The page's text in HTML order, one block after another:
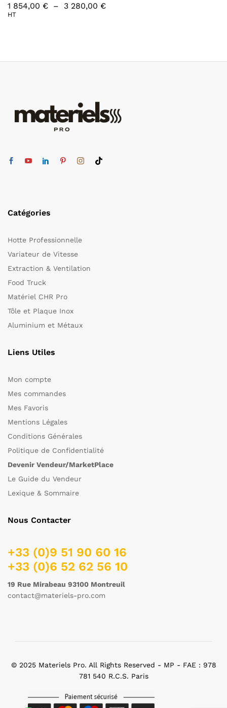
1 854,00 € – 3 280,00 €Plage
280,00 €
HT
Catégories
Hotte Professionnelle
Variateur de Vitesse
Extraction & Ventilation
Food Truck
Matériel CHR Pro
Tôle et Plaque Inox
Aluminium et Métaux
Liens Utiles
Mon compte
Mes commandes
Mes Favoris
Mentions Légales
Conditions Générales
Politique de Confidentialité
Devenir Vendeur/MarketPlace
Le Guide du Vendeur
Lexique & Sommaire
Nous Contacter
+33 (0)9 51 90 60 16
+33 (0)6 52 62 56 10
19 Rue Mirabeau 93100 Montreuil
contact@materiels-pro.com
© 2025 Materiels Pro. All Rights Reserved - MP - FAE : 978
781 540 R.C.S. Paris